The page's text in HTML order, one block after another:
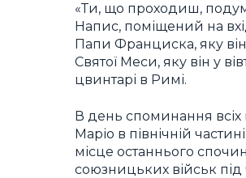
«Ти, що проходиш,
Напис, поміщений на
Папи Франциска, яку
Святої Меси, яку він у
цвинтарі в Римі.
В день споминання
Маріо в північній
місце останнього
союзницьких військ під